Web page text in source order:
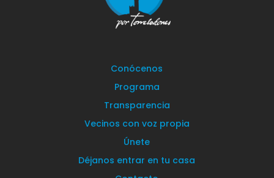
Conócenos
Programa
Transparencia
Vecinos con voz propia
Únete
Déjanos entrar en tu casa